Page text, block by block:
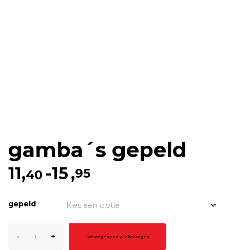
gamba´s gepeld
11,40 -15,95
Prijsklasse:
€11
gepeld
- + Toevoegen aan winkelwagen